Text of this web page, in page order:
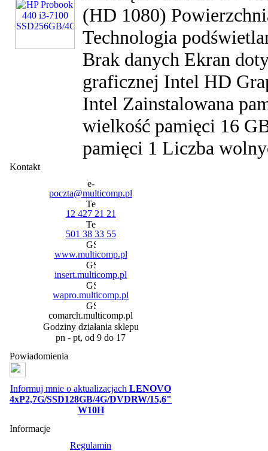
(HD 1080)
Technologia
Brak danych Ekran
graficznej Intel HD
Intel Zainstalowana
wielkość pamięci 16
pamięci 1 Liczba
Kontakt
poczta@multicomp.pl
12 427 21 21
501 38 33 55
www.multicomp.pl
insert.multicomp.pl
wapro.multicomp.pl
comarch.multicomp.pl
Godziny działania sklepu
pn - pt, od 9 do 17
Powiadomienia
Informuj mnie o aktualizacjach LENOVO
4xP2,7G/SSD128GB/4G/DVDRW/15,6"
W10H
Informacje
Regulamin